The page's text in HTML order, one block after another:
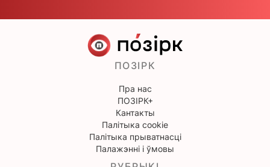
ПОЗІРК
Пра нас
ПОЗІРК+
Кантакты
Палітыка cookie
Палітыка прыватнасці
Палажэнні і ўмовы